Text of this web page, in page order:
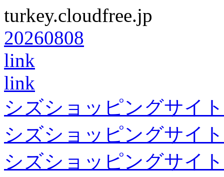
turkey.cloudfree.jp
20260808
link
link
シズショッピングサイト
シズショッピングサイト
シズショッピングサイト